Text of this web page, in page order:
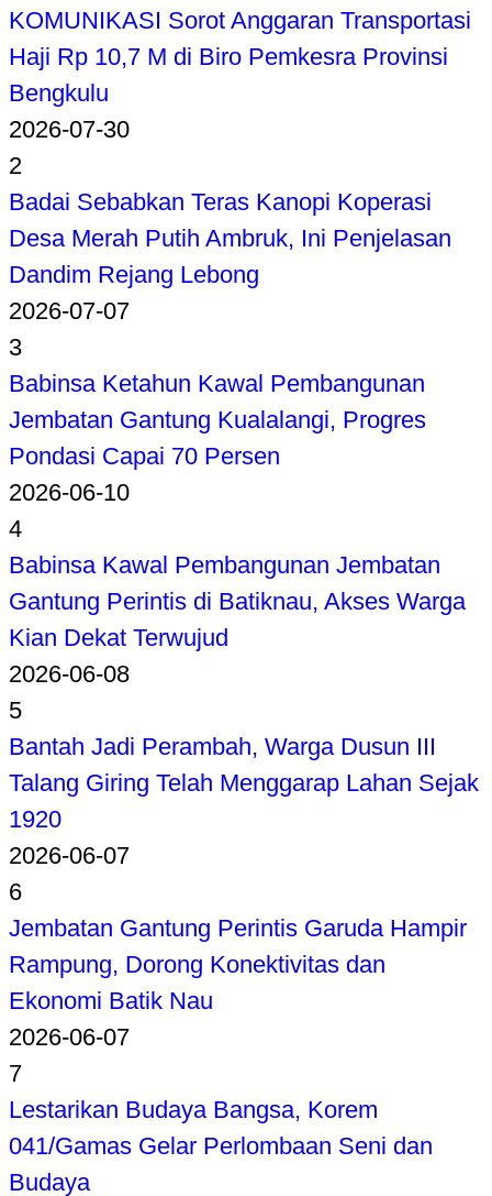
KOMUNIKASI Sorot Anggaran Transportasi
Haji Rp 10,7 M di Biro Pemkesra Provinsi
Bengkulu
2026-07-30
2
Badai Sebabkan Teras Kanopi Koperasi
Desa Merah Putih Ambruk, Ini Penjelasan
Dandim Rejang Lebong
2026-07-07
3
Babinsa Ketahun Kawal Pembangunan
Jembatan Gantung Kualalangi, Progres
Pondasi Capai 70 Persen
2026-06-10
4
Babinsa Kawal Pembangunan Jembatan
Gantung Perintis di Batiknau, Akses Warga
Kian Dekat Terwujud
2026-06-08
5
Bantah Jadi Perambah, Warga Dusun III
Talang Giring Telah Menggarap Lahan Sejak
1920
2026-06-07
6
Jembatan Gantung Perintis Garuda Hampir
Rampung, Dorong Konektivitas dan
Ekonomi Batik Nau
2026-06-07
7
Lestarikan Budaya Bangsa, Korem
041/Gamas Gelar Perlombaan Seni dan
Budaya